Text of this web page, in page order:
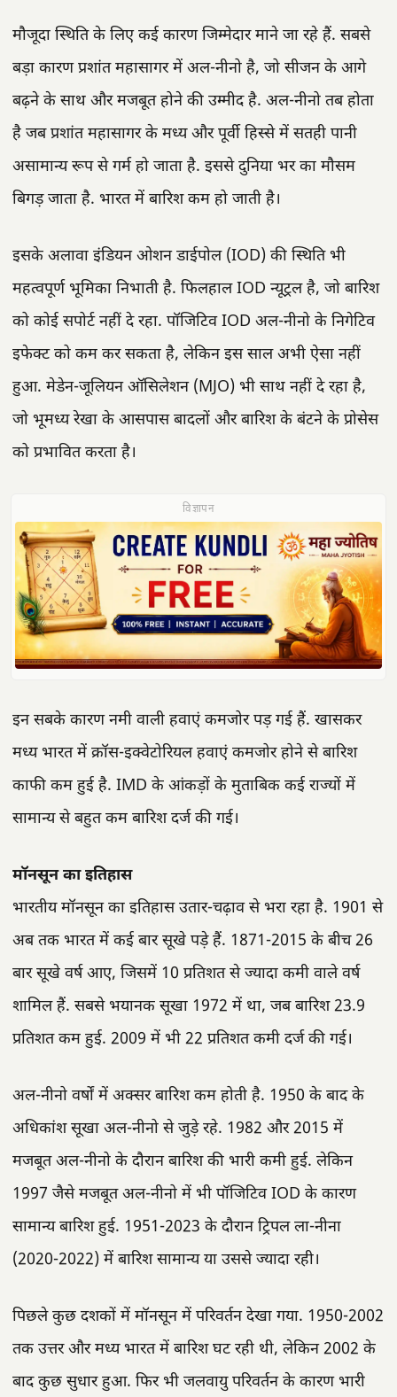
मौजूदा स्थिति के लिए कई कारण जिम्मेदार माने जा रहे हैं. सबसे
बड़ा कारण प्रशांत महासागर में अल-नीनो है, जो सीजन के आगे
बढ़ने के साथ और मजबूत होने की उम्मीद है. अल-नीनो तब होता
है जब प्रशांत महासागर के मध्य और पूर्वी हिस्से में सतही पानी
असामान्य रूप से गर्म हो जाता है. इससे दुनिया भर का मौसम
बिगड़ जाता है. भारत में बारिश कम हो जाती है।
इसके अलावा इंडियन ओशन डाईपोल (IOD) की स्थिति भी
महत्वपूर्ण भूमिका निभाती है. फिलहाल IOD न्यूट्रल है, जो बारिश
को कोई सपोर्ट नहीं दे रहा. पॉजिटिव IOD अल-नीनो के निगेटिव
इफेक्ट को कम कर सकता है, लेकिन इस साल अभी ऐसा नहीं
हुआ. मेडेन-जूलियन ऑसिलेशन (MJO) भी साथ नहीं दे रहा है,
जो भूमध्य रेखा के आसपास बादलों और बारिश के बंटने के प्रोसेस
को प्रभावित करता है।
विज्ञापन
इन सबके कारण नमी वाली हवाएं कमजोर पड़ गई हैं. खासकर
मध्य भारत में क्रॉस-इक्वेटोरियल हवाएं कमजोर होने से बारिश
काफी कम हुई है. IMD के आंकड़ों के मुताबिक कई राज्यों में
सामान्य से बहुत कम बारिश दर्ज की गई।
मॉनसून का इतिहास
भारतीय मॉनसून का इतिहास उतार-चढ़ाव से भरा रहा है. 1901 से
अब तक भारत में कई बार सूखे पड़े हैं. 1871-2015 के बीच 26
बार सूखे वर्ष आए, जिसमें 10 प्रतिशत से ज्यादा कमी वाले वर्ष
शामिल हैं. सबसे भयानक सूखा 1972 में था, जब बारिश 23.9
प्रतिशत कम हुई. 2009 में भी 22 प्रतिशत कमी दर्ज की गई।
अल-नीनो वर्षों में अक्सर बारिश कम होती है. 1950 के बाद के
अधिकांश सूखा अल-नीनो से जुड़े रहे. 1982 और 2015 में
मजबूत अल-नीनो के दौरान बारिश की भारी कमी हुई. लेकिन
1997 जैसे मजबूत अल-नीनो में भी पॉजिटिव IOD के कारण
सामान्य बारिश हुई. 1951-2023 के दौरान ट्रिपल ला-नीना
(2020-2022) में बारिश सामान्य या उससे ज्यादा रही।
पिछले कुछ दशकों में मॉनसून में परिवर्तन देखा गया. 1950-2002
तक उत्तर और मध्य भारत में बारिश घट रही थी, लेकिन 2002 के
बाद कुछ सुधार हुआ. फिर भी जलवायु परिवर्तन के कारण भारी